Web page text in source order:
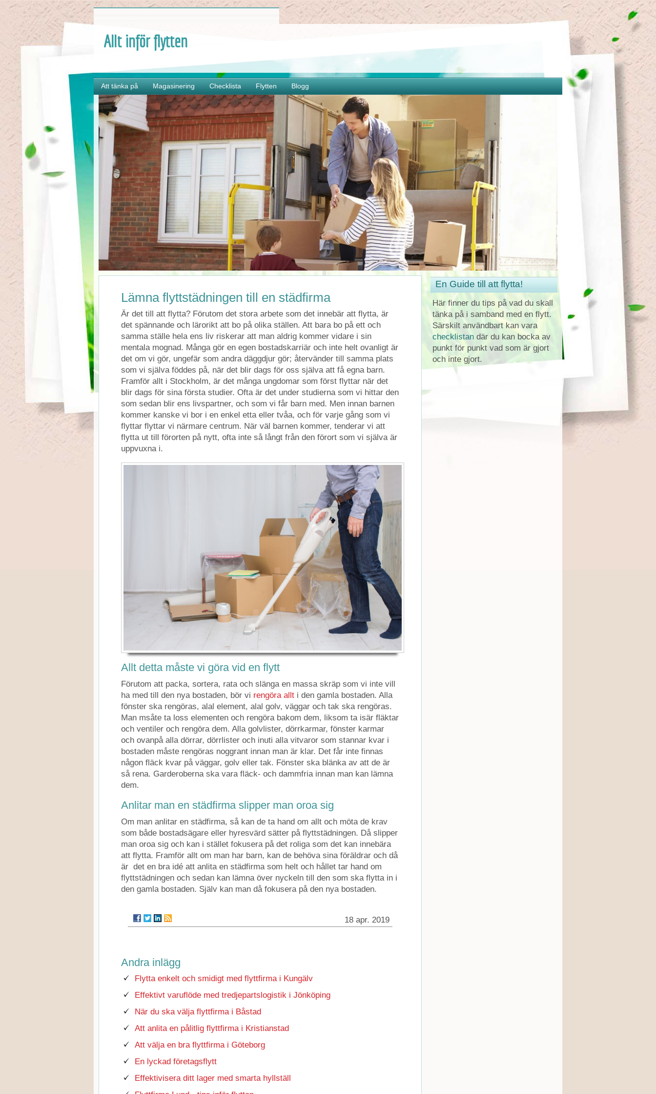
Allt inför flytten
Att tänka på Magasinering Checklista Flytten Blogg
Lämna flyttstädningen till en städfirma
Är det till att flytta? Förutom det stora arbete som det innebär att flytta, är
det spännande och lärorikt att bo på olika ställen. Att bara bo på ett och
samma ställe hela ens liv riskerar att man aldrig kommer vidare i sin
mentala mognad. Många gör en egen bostadskarriär och inte helt ovanligt är
det om vi gör, ungefär som andra däggdjur gör; återvänder till samma plats
som vi själva föddes på, när det blir dags för oss själva att få egna barn.
Framför allt i Stockholm, är det många ungdomar som först flyttar när det
blir dags för sina första studier. Ofta är det under studierna som vi hittar den
som sedan blir ens livspartner, och som vi får barn med. Men innan barnen
kommer kanske vi bor i en enkel etta eller tvåa, och för varje gång som vi
flyttar flyttar vi närmare centrum. När väl barnen kommer, tenderar vi att
flytta ut till förorten på nytt, ofta inte så långt från den förort som vi själva är
uppvuxna i.
Allt detta måste vi göra vid en flytt
Förutom att packa, sortera, rata och slänga en massa skräp som vi inte vill
ha med till den nya bostaden, bör vi rengöra allt i den gamla bostaden. Alla
fönster ska rengöras, alal element, alal golv, väggar och tak ska rengöras.
Man msåte ta loss elementen och rengöra bakom dem, liksom ta isär fläktar
och ventiler och rengöra dem. Alla golvlister, dörrkarmar, fönster karmar
och ovanpå alla dörrar, dörrlister och inuti alla vitvaror som stannar kvar i
bostaden måste rengöras noggrant innan man är klar. Det får inte finnas
någon fläck kvar på väggar, golv eller tak. Fönster ska blänka av att de är
så rena. Garderoberna ska vara fläck- och dammfria innan man kan lämna
dem.
Anlitar man en städfirma slipper man oroa sig
Om man anlitar en städfirma, så kan de ta hand om allt och möta de krav
som både bostadsägare eller hyresvärd sätter på flyttstädningen. Då slipper
man oroa sig och kan i stället fokusera på det roliga som det kan innebära
att flytta. Framför allt om man har barn, kan de behöva sina föräldrar och då
är det en bra idé att anlita en städfirma som helt och hållet tar hand om
flyttstädningen och sedan kan lämna över nyckeln till den som ska flytta in i
den gamla bostaden. Själv kan man då fokusera på den nya bostaden.
18 apr. 2019
Andra inlägg
Flytta enkelt och smidigt med flyttfirma i Kungälv
Effektivt varuflöde med tredjepartslogistik i Jönköping
När du ska välja flyttfirma i Båstad
Att anlita en pålitlig flyttfirma i Kristianstad
Att välja en bra flyttfirma i Göteborg
En lyckad företagsflytt
Effektivisera ditt lager med smarta hyllställ
En Guide till att flytta!
Här finner du tips på vad du skall
tänka på i samband med en flytt.
Särskilt användbart kan vara
checklistan där du kan bocka av
punkt för punkt vad som är gjort
och inte gjort.